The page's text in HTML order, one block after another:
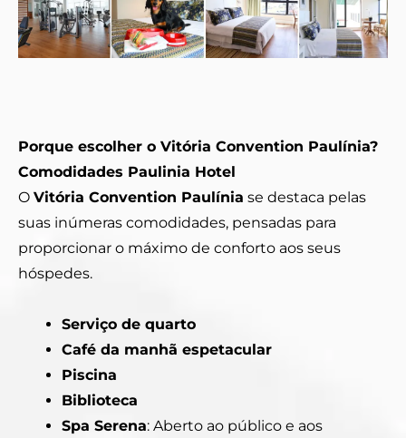
Porque escolher o Vitória Convention Paulínia?
Comodidades Paulinia Hotel
O Vitória Convention Paulínia se destaca pelas
suas inúmeras comodidades, pensadas para
proporcionar o máximo de conforto aos seus
hóspedes.
Serviço de quarto
Café da manhã espetacular
Piscina
Biblioteca
Spa Serena: Aberto ao público e aos